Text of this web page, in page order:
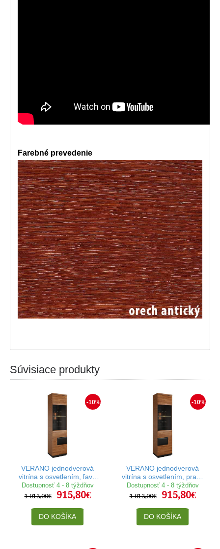
Farebné prevedenie
Súvisiace produkty
-10%
VERANO jednodverová
vitrína s osvetlením, ľavé
prevedenie
Dostupnosť 4 - 8 týždňov
1 012,00€
915,80€
DO KOŠÍKA
-10%
VERANO jednodverová
vitrína s osvetlením, pravé
prevedenie
Dostupnosť 4 - 8 týždňov
1 012,00€
915,80€
DO KOŠÍKA